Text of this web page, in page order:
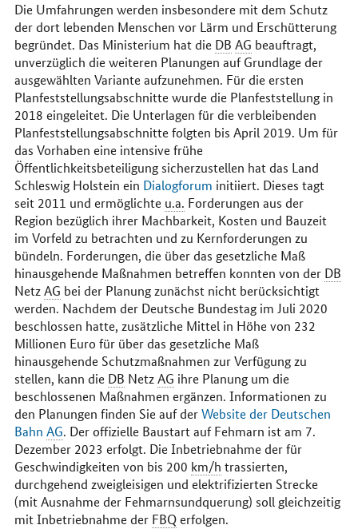
Die Umfahrungen werden insbesondere mit dem Schutz
der dort lebenden Menschen vor Lärm und Erschütterung
begründet. Das Ministerium hat die DB AG beauftragt,
unverzüglich die weiteren Planungen auf Grundlage der
ausgewählten Variante aufzunehmen. Für die ersten
Planfeststellungsabschnitte wurde die Planfeststellung in
2018 eingeleitet. Die Unterlagen für die verbleibenden
Planfeststellungsabschnitte folgten bis April 2019. Um für
das Vorhaben eine intensive frühe
Öffentlichkeitsbeteiligung sicherzustellen hat das Land
Schleswig Holstein ein Dialogforum initiiert. Dieses tagt
seit 2011 und ermöglichte u.a. Forderungen aus der
Region bezüglich ihrer Machbarkeit, Kosten und Bauzeit
im Vorfeld zu betrachten und zu Kernforderungen zu
bündeln. Forderungen, die über das gesetzliche Maß
hinausgehende Maßnahmen betreffen konnten von der DB
NetzAG bei der Planung zunächst nicht berücksichtigt
werden. Nachdem der Deutsche Bundestag im Juli 2020
beschlossen hatte, zusätzliche Mittel in Höhe von 232
Millionen Euro für über das gesetzliche Maß
hinausgehende Schutzmaßnahmen zur Verfügung zu
stellen, kann die DB NetzAG ihre Planung um die
beschlossenen Maßnahmen ergänzen. Informationen zu
den Planungen finden Sie auf derWebsite der Deutschen
Bahn AG. Der offizielle Baustart auf Fehmarn ist am 7.
Dezember 2023 erfolgt. Die Inbetriebnahme der für
Geschwindigkeiten von bis 200 km/h trassierten,
durchgehend zweigleisigen und elektrifizierten Strecke
(mit Ausnahme der Fehmarnsundquerung) soll gleichzeitig
mit Inbetriebnahme der FBQerfolgen.